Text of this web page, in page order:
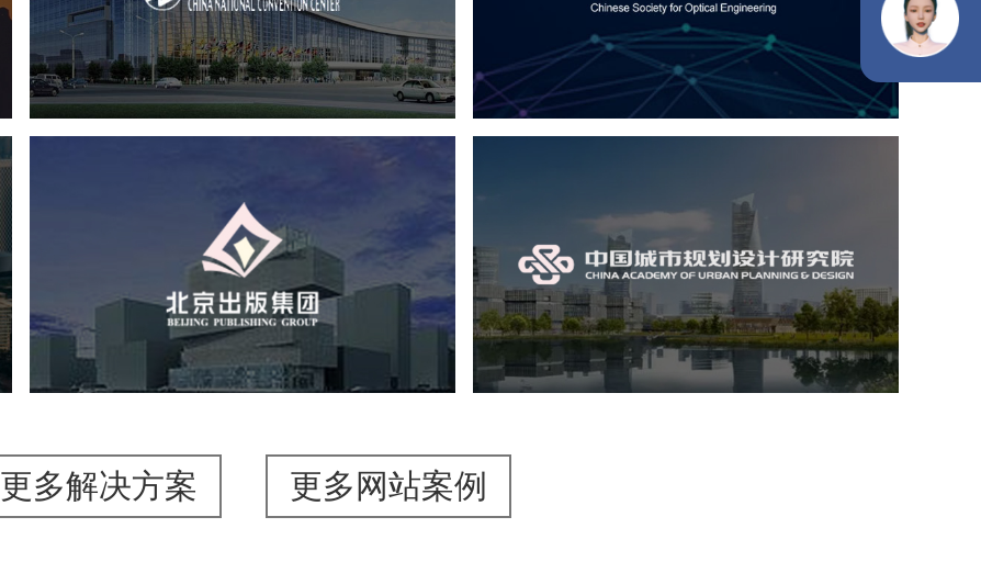
服务行业 专业服务 网站建设 网站设计
机构组织 国企 品牌官网
网站建设
网站设计
北京出版集团
文化艺术 集团官网 品牌官网
集团网站建设公司
网站建设 网站设计
中国城市规划设计研究院
机构组织 国企 品牌官网
网站建设
网站设计
更多解决方案 更多网站案例